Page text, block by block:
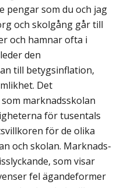
pengar som du och jag
och skolgång går till
och hamnar ofta i
den
till betygsinflation,
Det
marknadsskolan
för tusentals
för de olika
och skolan. Marknads­
som visar
fel ägandeformer